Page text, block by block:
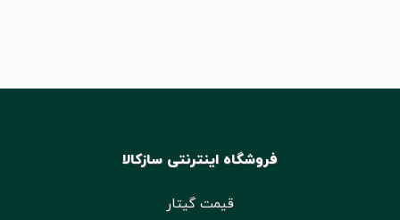
فروشگاه اینترنتی سازکالا
قیمت گیتار